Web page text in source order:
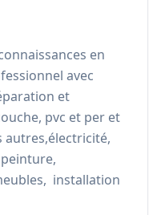
en
avec
et
pvc et per et
autres,électricité,
installation